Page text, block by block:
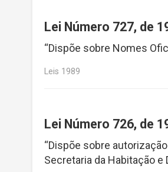
Lei Número 727, de
“Dispõe sobre Nomes
Leis 1989
Lei Número 726, de
“Dispõe sobre
Secretaria da Habitação e